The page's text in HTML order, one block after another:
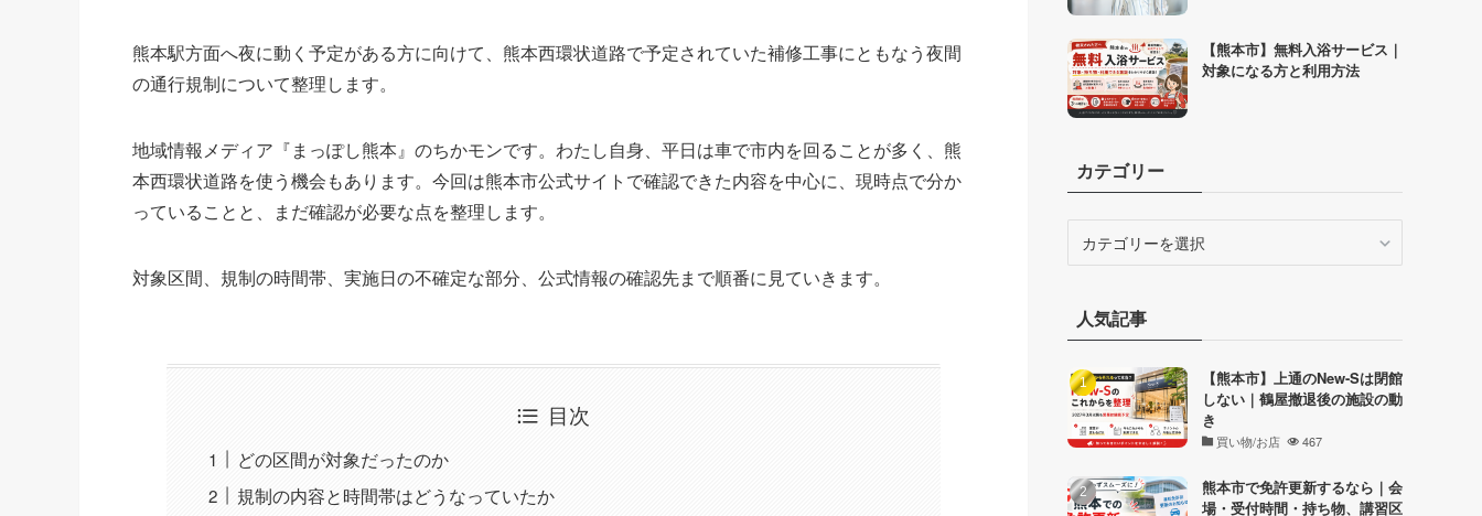
熊本駅方面へ夜に動く予定がある方に向けて、熊本西環状道路で予定されていた補修工事にともなう夜間
の通行規制について整理します。
地域情報メディア『まっぽし熊本』のちかモンです。わたし自身、平日は車で市内を回ることが多く、熊
本西環状道路を使う機会もあります。今回は熊本市公式サイトで確認できた内容を中心に、現時点で分か
っていることと、まだ確認が必要な点を整理します。
対象区間、規制の時間帯、実施日の不確定な部分、公式情報の確認先まで順番に見ていきます。
目次
どの区間が対象だったのか
規制の内容と時間帯はどうなっていたか
【熊本市】無料入浴サービス｜
対象になる方と利用方法
カテゴリー
ー人気記事
【熊本市】上通のNew-Sは閉館
しない｜鶴屋撤退後の施設の動
き
買い物/お店 467
熊本市で免許更新するなら｜会
場・受付時間・持ち物、講習区